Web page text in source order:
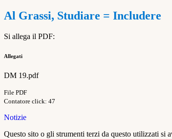
Al Grassi, Studiare = Includere
Si allega il PDF:
Allegati
DM 19.pdf
File PDF
Contatore click: 47
Notizie
Questo sito o gli strumenti terzi da questo utilizzati si